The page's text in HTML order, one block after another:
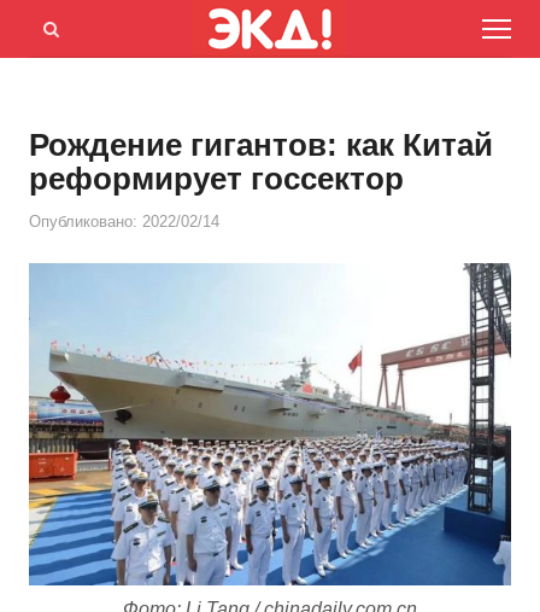
Menu
Открыть
Рождение гигантов: как Китай
реформирует госсектор
Опубликовано: 2022/02/14